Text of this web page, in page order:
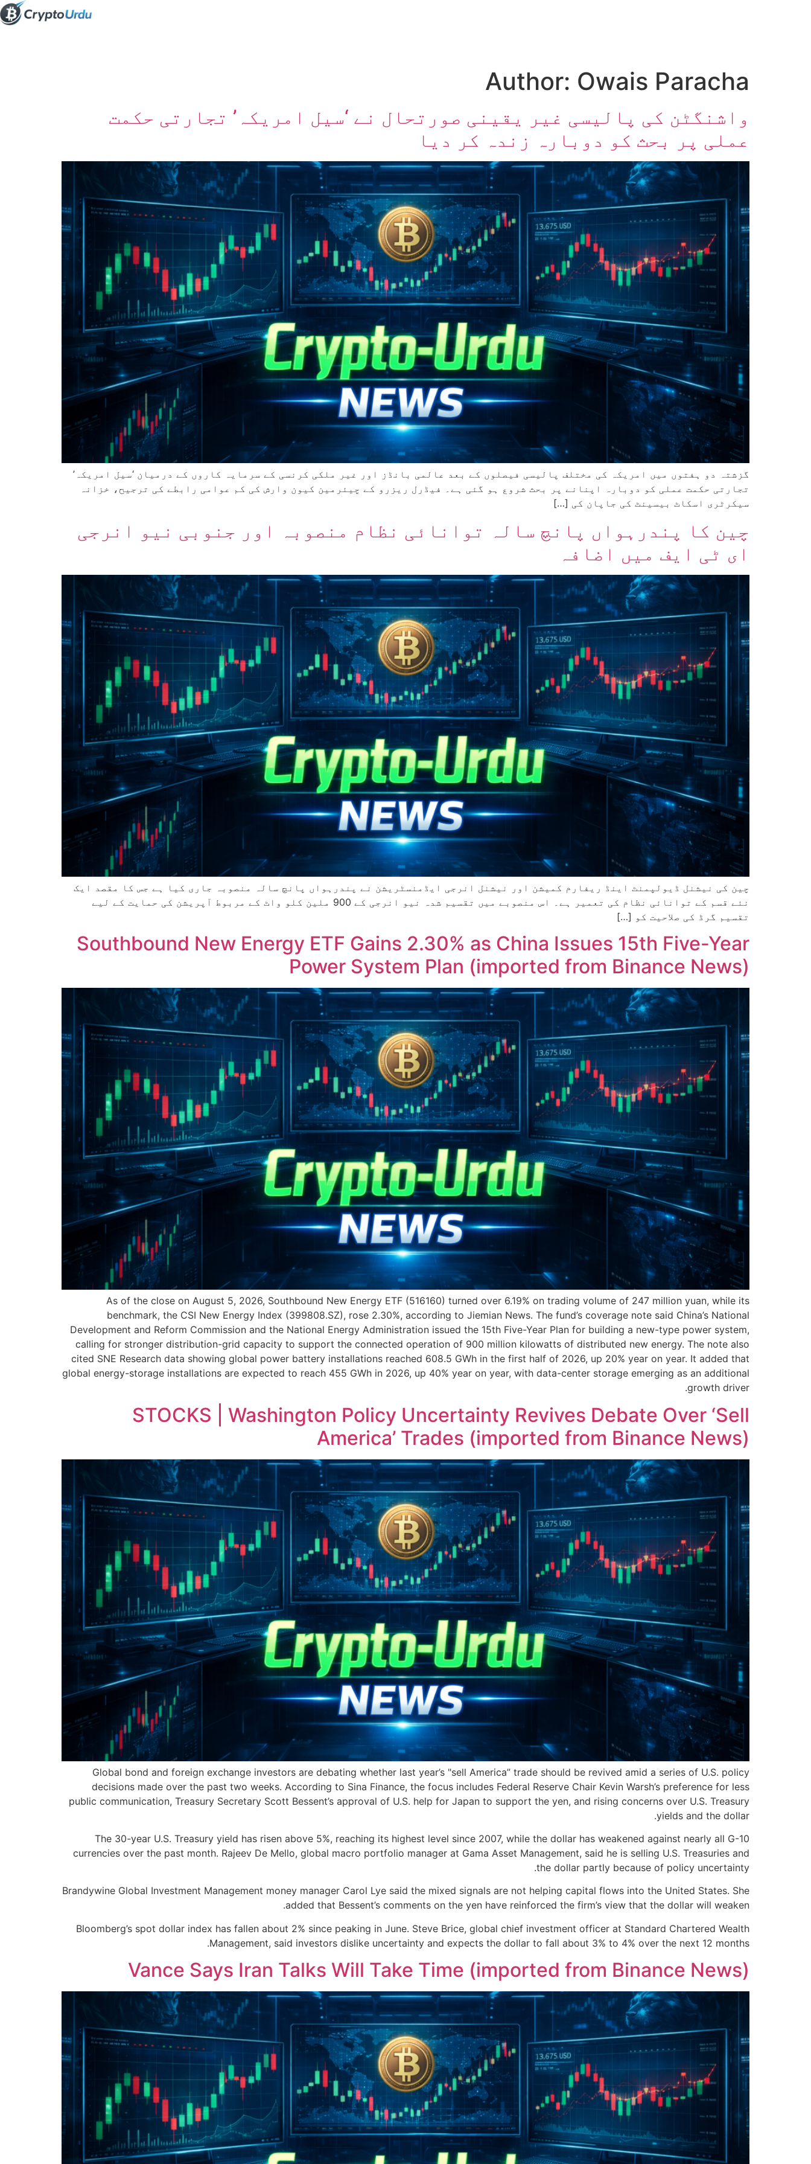
Author: Owais Paracha
واشنگٹن کی پالیسی غیر یقینی صورتحال نے ‘سیل امریکہ’ تجارتی حکمت
عملی پر بحث کو دوبارہ زندہ کر دیا
گزشتہ دو ہفتوں میں امریکہ کی مختلف پالیسی فیصلوں کے بعد عالمی بانڈز اور غیر ملکی کرنسی کے سرمایہ کاروں کے درمیان ‘سیل امریکہ’
تجارتی حکمت عملی کو دوبارہ اپنانے پر بحث شروع ہو گئی ہے۔ فیڈرل ریزرو کے چیئرمین کیون وارش کی کم عوامی رابطے کی ترجیح، خزانہ
سیکرٹری اسکاٹ بیسینٹ کی جاپان کی […]
چین کا پندرہواں پانچ سالہ توانائی نظام منصوبہ اور جنوبی نیو انرجی
ای ٹی ایف میں اضافہ
چین کی نیشنل ڈیولپمنٹ اینڈ ریفارم کمیشن اور نیشنل انرجی ایڈمنسٹریشن نے پندرہواں پانچ سالہ منصوبہ جاری کیا ہے جس کا مقصد ایک
نئے قسم کے توانائی نظام کی تعمیر ہے۔ اس منصوبے میں تقسیم شدہ نیو انرجی کے 900 ملین کلو واٹ کے مربوط آپریشن کی حمایت کے لیے
تقسیم گرڈ کی صلاحیت کو […]
Southbound New Energy ETF Gains 2.30% as China Issues 15th Five-Year
Power System Plan (imported from Binance News)
As of the close on August 5, 2026, Southbound New Energy ETF (516160) turned over 6.19% on trading volume of 247 million yuan, while its
benchmark, the CSI New Energy Index (399808.SZ), rose 2.30%, according to Jiemian News. The fund’s coverage note said China’s National
Development and Reform Commission and the National Energy Administration issued the 15th Five-Year Plan for building a new-type power system,
calling for stronger distribution-grid capacity to support the connected operation of 900 million kilowatts of distributed new energy. The note also
cited SNE Research data showing global power battery installations reached 608.5 GWh in the first half of 2026, up 20% year on year. It added that
global energy-storage installations are expected to reach 455 GWh in 2026, up 40% year on year, with data-center storage emerging as an additional
growth driver.
STOCKS | Washington Policy Uncertainty Revives Debate Over ‘Sell
America’ Trades (imported from Binance News)
Global bond and foreign exchange investors are debating whether last year’s "sell America” trade should be revived amid a series of U.S. policy
decisions made over the past two weeks. According to Sina Finance, the focus includes Federal Reserve Chair Kevin Warsh’s preference for less
public communication, Treasury Secretary Scott Bessent’s approval of U.S. help for Japan to support the yen, and rising concerns over U.S. Treasury
yields and the dollar.
The 30-year U.S. Treasury yield has risen above 5%, reaching its highest level since 2007, while the dollar has weakened against nearly all G-10
currencies over the past month. Rajeev De Mello, global macro portfolio manager at Gama Asset Management, said he is selling U.S. Treasuries and
the dollar partly because of policy uncertainty.
Brandywine Global Investment Management money manager Carol Lye said the mixed signals are not helping capital flows into the United States. She
added that Bessent’s comments on the yen have reinforced the firm’s view that the dollar will weaken.
Bloomberg’s spot dollar index has fallen about 2% since peaking in June. Steve Brice, global chief investment officer at Standard Chartered Wealth
Management, said investors dislike uncertainty and expects the dollar to fall about 3% to 4% over the next 12 months.
Vance Says Iran Talks Will Take Time (imported from Binance News)